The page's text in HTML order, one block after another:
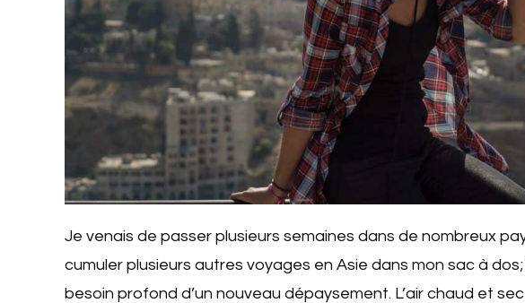
Je venais de passer plusieurs semaines dans de nombreux
cumuler plusieurs autres voyages en Asie dans mon sac à
besoin profond d’un nouveau dépaysement. L’air chaud et